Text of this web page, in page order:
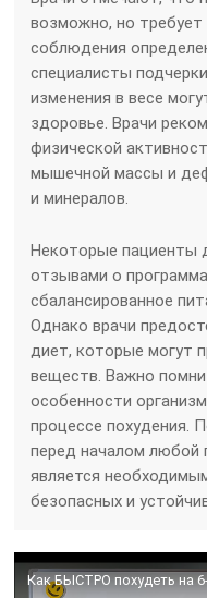
возможно, но требует
соблюдения
специалисты
изменения в весе
здоровье. Врачи
физической
мышечной массы и
и минералов.
Некоторые пациенты
отзывами о
сбалансированное
Однако врачи
диет, которые могут
веществ. Важно
особенности
процессе похудения.
перед началом любой
является
безопасных и
Как БЫСТРО похудеть на